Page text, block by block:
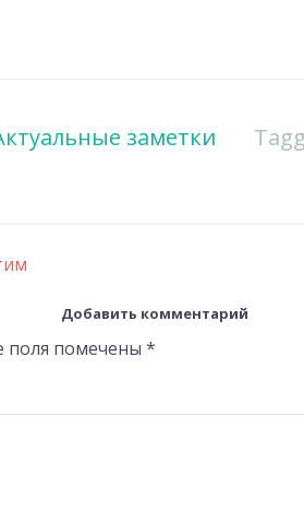
заметки
Добавить комментарий
поля помечены *